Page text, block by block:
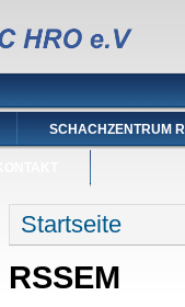
SCHACHZENTRUM
Sie sind hier
Startseite
RSSEM